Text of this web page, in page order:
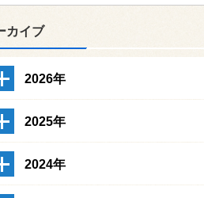
カイブ
2026年
2025年
2024年